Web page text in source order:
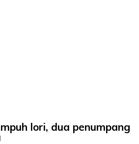
lori, dua penumpang